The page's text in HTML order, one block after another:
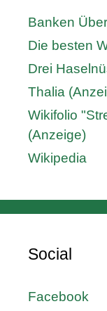
Banken
Die besten
Drei
Thalia
Wikifolio
(Anzeige)
Wikipedia
Social
Facebook